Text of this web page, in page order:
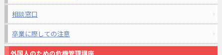
相談窓口
卒業に際しての注意